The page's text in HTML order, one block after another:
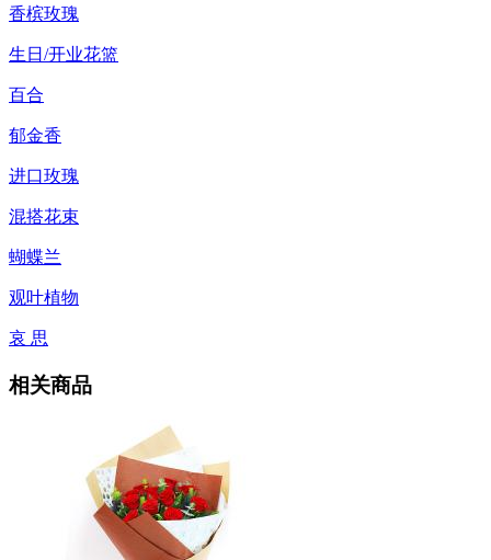
香槟玫瑰
生日/开业花篮
百合
郁金香
进口玫瑰
混搭花束
蝴蝶兰
观叶植物
哀 思
相关商品